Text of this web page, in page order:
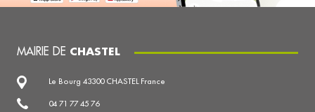
MAIRIE DE CHASTEL
Le Bourg 43300 CHASTEL France
04 71 77 45 76